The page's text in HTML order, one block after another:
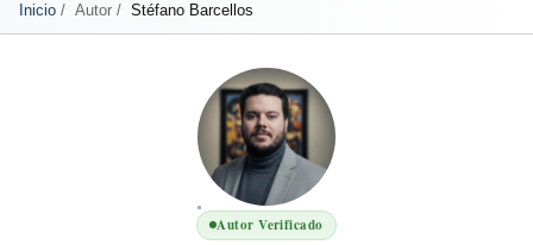
Inicio Autor Stéfano Barcellos
Autor Verificado